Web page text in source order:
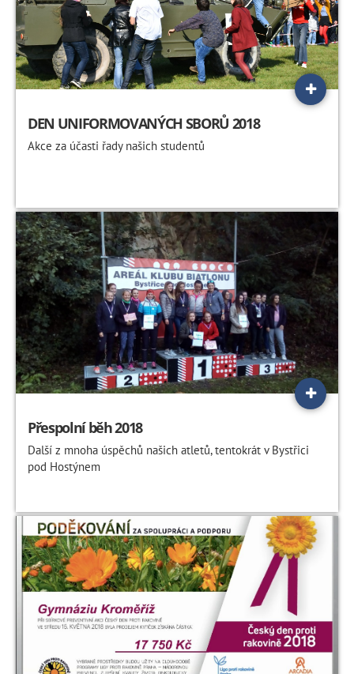
DEN UNIFORMOVANÝCH SBORŮ 2018
Akce za účasti řady našich studentů
Přespolní běh 2018
Další z mnoha úspěchů našich atletů, tentokrát v Bystřici
pod Hostýnem